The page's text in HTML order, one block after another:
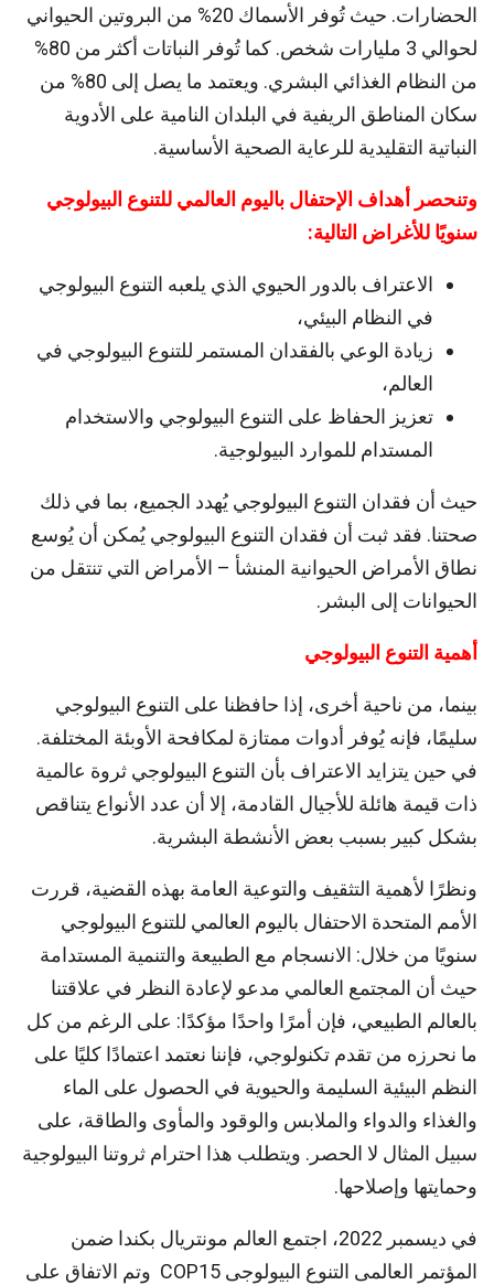
الحضارات. حيث تُوفر الأسماك 20% من البروتين الحيواني
لحوالي 3 مليارات شخص. كما تُوفر النباتات أكثر من 80%
من النظام الغذائي البشري. ويعتمد ما يصل إلى 80% من
سكان المناطق الريفية في البلدان النامية على الأدوية
النباتية التقليدية للرعاية الصحية الأساسية.
وتنحصر أهداف الإحتفال باليوم العالمي للتنوع البيولوجي
سنويًا للأغراض التالية:
الاعتراف بالدور الحيوي الذي يلعبه التنوع البيولوجي
في النظام البيئي،
زيادة الوعي بالفقدان المستمر للتنوع البيولوجي في
العالم،
تعزيز الحفاظ على التنوع البيولوجي والاستخدام
المستدام للموارد البيولوجية.
حيث أن فقدان التنوع البيولوجي يُهدد الجميع، بما في ذلك
صحتنا. فقد ثبت أن فقدان التنوع البيولوجي يُمكن أن يُوسع
نطاق الأمراض الحيوانية المنشأ – الأمراض التي تنتقل من
الحيوانات إلى البشر.
أهمية التنوع البيولوجي
بينما، من ناحية أخرى، إذا حافظنا على التنوع البيولوجي
سليمًا، فإنه يُوفر أدوات ممتازة لمكافحة الأوبئة المختلفة.
في حين يتزايد الاعتراف بأن التنوع البيولوجي ثروة عالمية
ذات قيمة هائلة للأجيال القادمة، إلا أن عدد الأنواع يتناقص
بشكل كبير بسبب بعض الأنشطة البشرية.
ونظرًا لأهمية التثقيف والتوعية العامة بهذه القضية، قررت
الأمم المتحدة الاحتفال باليوم العالمي للتنوع البيولوجي
سنويًا من خلال: الانسجام مع الطبيعة والتنمية المستدامة
حيث أن المجتمع العالمي مدعو لإعادة النظر في علاقتنا
بالعالم الطبيعي، فإن أمرًا واحدًا مؤكدًا: على الرغم من كل
ما نحرزه من تقدم تكنولوجي، فإننا نعتمد اعتمادًا كليًا على
النظم البيئية السليمة والحيوية في الحصول على الماء
والغذاء والدواء والملابس والوقود والمأوى والطاقة، على
سبيل المثال لا الحصر. ويتطلب هذا احترام ثروتنا البيولوجية
وحمايتها وإصلاحها.
في ديسمبر 2022، اجتمع العالم مونتريال بكندا ضمن
المؤتمر العالمى التنوع البيولوجى COP15 وتم الاتفاق على